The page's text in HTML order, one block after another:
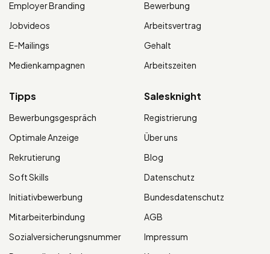
Employer Branding
Jobvideos
E-Mailings
Medienkampagnen
Bewerbung
Arbeitsvertrag
Gehalt
Arbeitszeiten
Tipps
Bewerbungsgespräch
Optimale Anzeige
Rekrutierung
Soft Skills
Initiativbewerbung
Mitarbeiterbindung
Sozialversicherungsnummer
Salesknight
Registrierung
Über uns
Blog
Datenschutz
Bundesdatenschutz
AGB
Impressum